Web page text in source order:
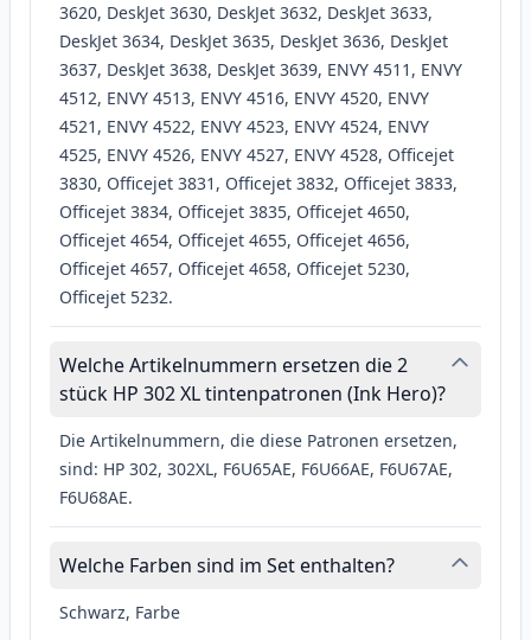
3620, DeskJet 3630, DeskJet 3632, DeskJet 3633,
DeskJet 3634, DeskJet 3635, DeskJet 3636, DeskJet
3637, DeskJet 3638, DeskJet 3639, ENVY 4511, ENVY
4512, ENVY 4513, ENVY 4516, ENVY 4520, ENVY
4521, ENVY 4522, ENVY 4523, ENVY 4524, ENVY
4525, ENVY 4526, ENVY 4527, ENVY 4528, Officejet
3830, Officejet 3831, Officejet 3832, Officejet 3833,
Officejet 3834, Officejet 3835, Officejet 4650,
Officejet 4654, Officejet 4655, Officejet 4656,
Officejet 4657, Officejet 4658, Officejet 5230,
Officejet 5232.
Welche Artikelnummern ersetzen die 2
stück HP 302 XL tintenpatronen (Ink Hero)?
Die Artikelnummern, die diese Patronen ersetzen,
sind: HP 302, 302XL, F6U65AE, F6U66AE, F6U67AE,
F6U68AE.
Welche Farben sind im Set enthalten?
Schwarz, Farbe